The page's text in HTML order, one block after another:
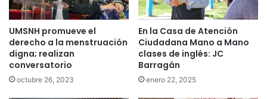
UMSNH promueve el
derecho a la menstruación
digna; realizan
conversatorio
octubre 26, 2023
En la Casa de Atención
Ciudadana Mano a Mano
clases de inglés: JC
Barragán
enero 22, 2025